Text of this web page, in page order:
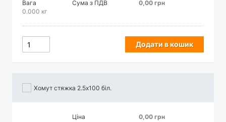
Вага
0.000 кг
Сума з ПДВ 0,00 грн
Додати в кошик
Хомут стяжка 2.5х100 біл.
Ціна 0,00 грн